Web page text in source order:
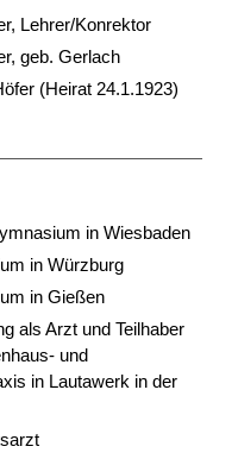
Lehrer/Konrektor
geb. Gerlach
(Heirat 24.1.1923)
in Wiesbaden
in Würzburg
in Gießen
als Arzt und Teilhaber
und
in Lautawerk in der